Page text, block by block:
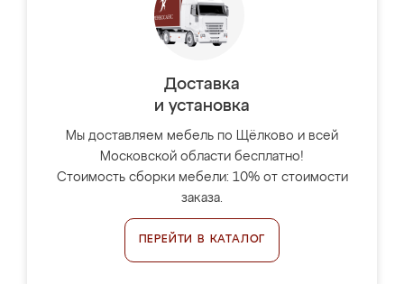
Доставка
и установка
Мы доставляем мебель по Щёлково и всей
Московской области бесплатно!
Стоимость сборки мебели: 10% от стоимости
заказа.
ПЕРЕЙТИ В КАТАЛОГ